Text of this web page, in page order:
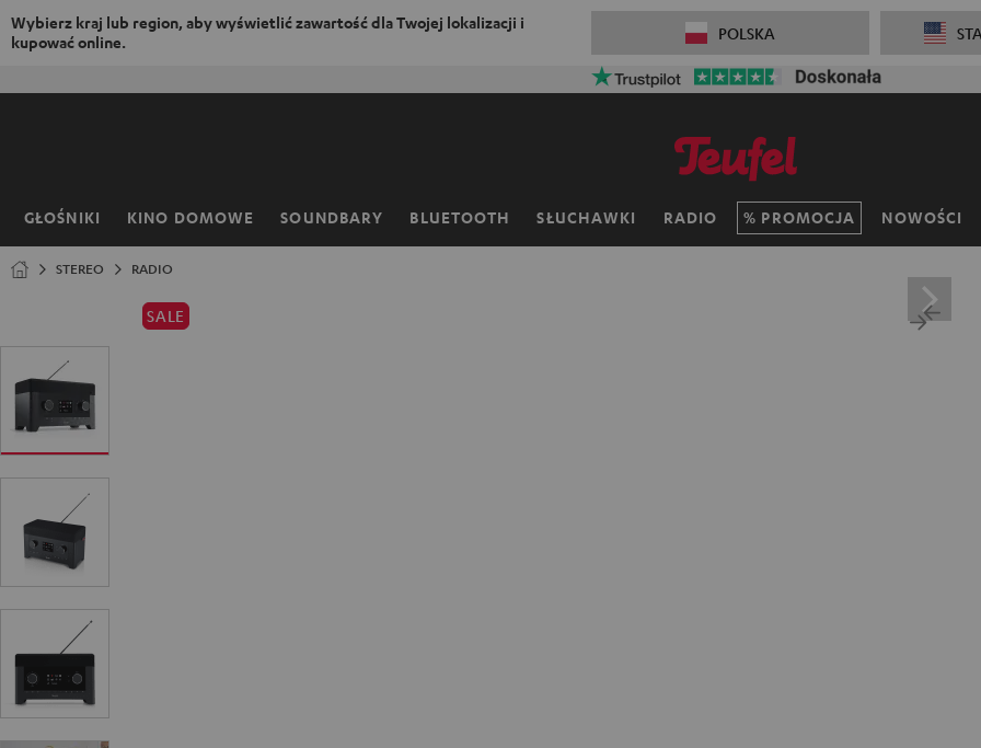
Wybierz kraj lub region, aby wyświetlić zawartość dla Twojej lokalizacji i
kupować online.
POLSKA
GŁOŚNIKI KINO DOMOWE SOUNDBARY BLUETOOTH SŁUCHAWKI RADIO PROMOCJA NOWOŚCI
Strona
STEREO RADIO
SALE